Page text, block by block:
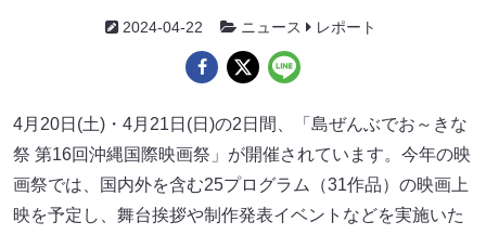
2024-04-22 ニュース レポート
4月20日(土)・4月21日(日)の2日間、「島ぜんぶでお～きな
祭 第16回沖縄国際映画祭」が開催されています。今年の映
画祭では、国内外を含む25プログラム（31作品）の映画上
映を予定し、舞台挨拶や制作発表イベントなどを実施いた